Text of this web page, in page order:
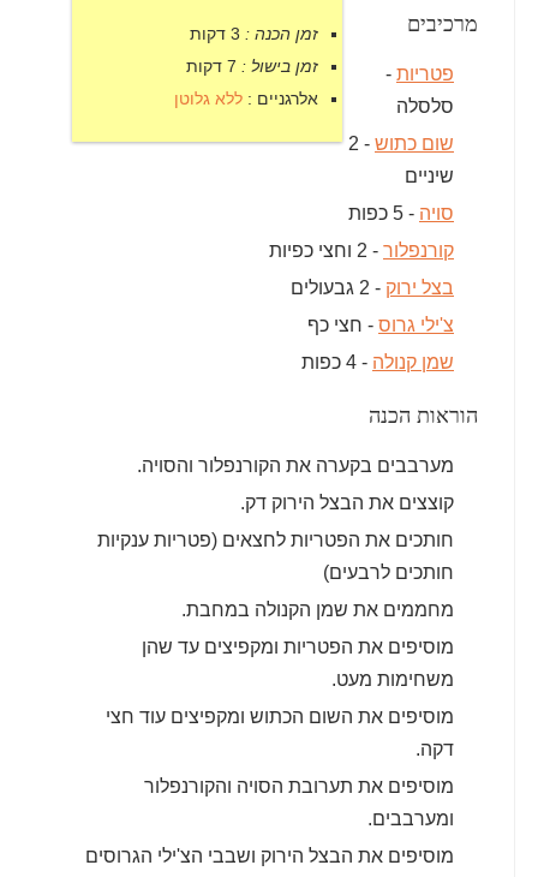
זמן הכנה : 3 דקות
זמן בישול : 7 דקות
אלרגניים : ללא גלוטן
מרכיבים
פטריות -
סלסלה
שום כתוש
- 2
שיניים
סויה - 5 כפות
קורנפלור - 2 וחצי כפיות
בצל ירוק - 2 גבעולים
צ'ילי גרוס - חצי כף
שמן קנולה - 4 כפות
הוראות הכנה
מערבבים בקערה את הקורנפלור והסויה.
קוצצים את הבצל הירוק דק.
חותכים את הפטריות לחצאים (פטריות ענקיות
חותכים לרבעים)
מחממים את שמן הקנולה במחבת.
מוסיפים את הפטריות ומקפיצים עד שהן
משחימות מעט.
מוסיפים את השום הכתוש ומקפיצים עוד חצי
דקה.
מוסיפים את תערובת הסויה והקורנפלור
ומערבבים.
מוסיפים את הבצל הירוק ושבבי הצ'ילי הגרוסים